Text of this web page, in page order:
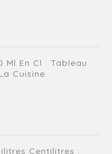
Ml En Cl : Tableau
Cuisine
Centilitres :